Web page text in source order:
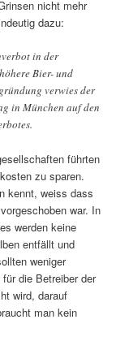
nicht mehr
dazu:
in der
Bier- und
verwies der
in München auf den
führten
zu sparen.
kennt, weiss dass
war. In
werden keine
entfällt und
weniger
die Betreiber der
wird, darauf
man kein